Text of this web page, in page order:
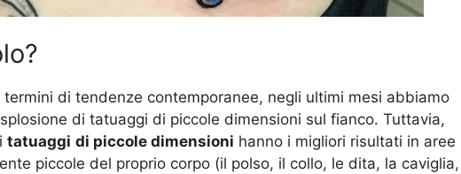
di tendenze contemporanee, negli ultimi mesi abbiamo
di tatuaggi di piccole dimensioni sul fianco. Tuttavia,
tatuaggi di piccole dimensioni hanno i migliori risultati in aree
piccole del proprio corpo (il polso, il collo, le dita, la caviglia,